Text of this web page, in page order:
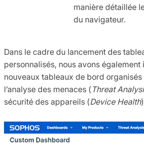
manière détaillée
du navigateur.
Dans le cadre du lancement des
personnalisés, nous avons
nouveaux tableaux de bord
l’analyse des menaces ( Threat
sécurité des appareils (Device Health